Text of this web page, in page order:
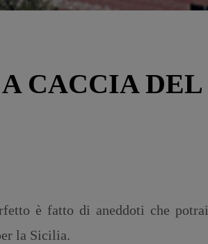
CACCIA DEL
è fatto di aneddoti che potrai
la Sicilia.